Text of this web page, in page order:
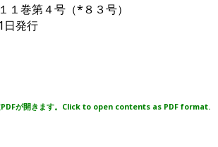
１巻第４号（*８３号）
日発行
PDFが開きます。Click to open contents as PDF format.